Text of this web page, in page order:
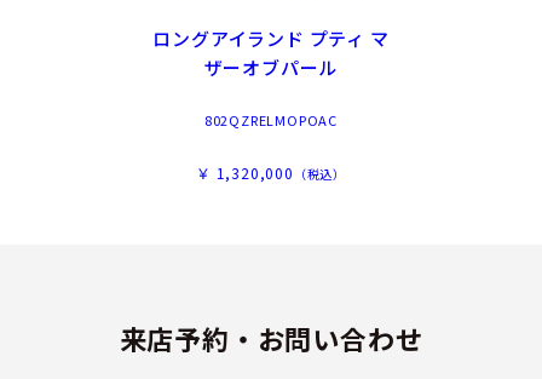
ロングアイランド プティ マ
ザーオブパール
802QZRELMOPOAC
￥ 1,320,000 （税込）
来店予約・お問い合わせ